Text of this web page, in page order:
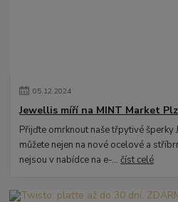
05.12.2024
Jewellis míří na MINT Market
Přijďte omrknout naše třpytivé šperky
můžete nejen na nové ocelové a
nejsou v nabídce na e-...číst celé